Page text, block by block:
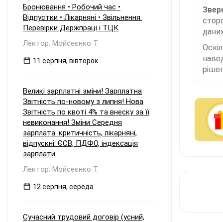
Бронювання • Робочий час •
Відпустки • Лікарняні • Звільнення.
Перевірки Держпраці і ТЦК
Лектор: Мойсеєнко Т.
11 серпня, вівторок
Великі зарплатні зміни! Зарплатна
Звітність по-новому з липня! Нова
Звітність по квоті 4% та внеску за її
невиконання! Зміни Середня
зарплата: критичність, лікарняні,
відпускні. ЄСВ, ПДФО, індексація
зарплати
Лектор: Мойсеєнко Т.
12 серпня, середа
Сучасний трудовий договір (усний,